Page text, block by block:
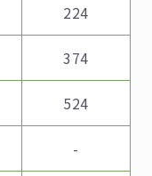
224
374
524
-